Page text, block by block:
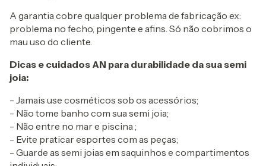
A garantia cobre qualquer problema de fabricação ex:
problema no fecho, pingente e afins. Só não cobrimos o
mau uso do cliente.
Dicas e cuidados AN para durabilidade da sua semi
joia:
- Jamais use cosméticos sob os acessórios;
- Não tome banho com sua semi joia;
- Não entre no mar e piscina ;
- Evite praticar esportes com as peças;
- Guarde as semi joias em saquinhos e compartimentos